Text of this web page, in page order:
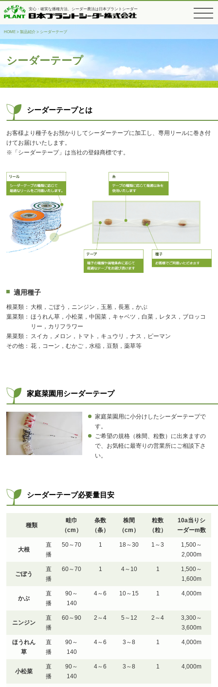
安心・確実な播種方法、シーダー農法は日本プラントシーダー
toggle
HOME > 製品紹介 > シーダーテープ
シーダーテープ
シーダーテープとは
お客様より種子をお預かりしてシーダーテープに加工し、専用リールに巻き付
けてお届けいたします。
※「シーダーテープ」は当社の登録商標です。
適用種子
根菜類： 大根，ごぼう，ニンジン，玉葱，長葱，かぶ
葉菜類： ほうれん草，小松菜，中国菜，キャベツ，白菜，レタス，ブロッコ
リー，カリフラワー
果菜類： スイカ，メロン，トマト，キュウリ，ナス，ピーマン
その他： 花，コーン，むかご，水稲，豆類，薬草等
家庭菜園用シーダーテープ
家庭菜園用に小分けしたシーダーテープで
す。
ご希望の規格（株間、粒数）に出来ますの
で、お気軽に最寄りの営業所にご相談下さ
い。
シーダーテープ必要量目安
種類
畦巾
（cm）
条数
（条）
株間
（cm）
粒数
（粒）
10a当り シ
ーダーm数
大根
直
播
50～70 1 18～30 1～3
1,500～
2,000m
ごぼう
直
播
60～70 1 4～10 1
1,500～
1,600m
かぶ
直
播
90～
140
4～6 10～15 1 4,000m
ニンジン
直
播
60～90 2～4 5～12 2～4
3,300～
3,600m
ほうれん
草
直
播
90～
140
4～6 3～8 1 4,000m
小松菜
直
播
90～
140
4～6 3～8 1 4,000m